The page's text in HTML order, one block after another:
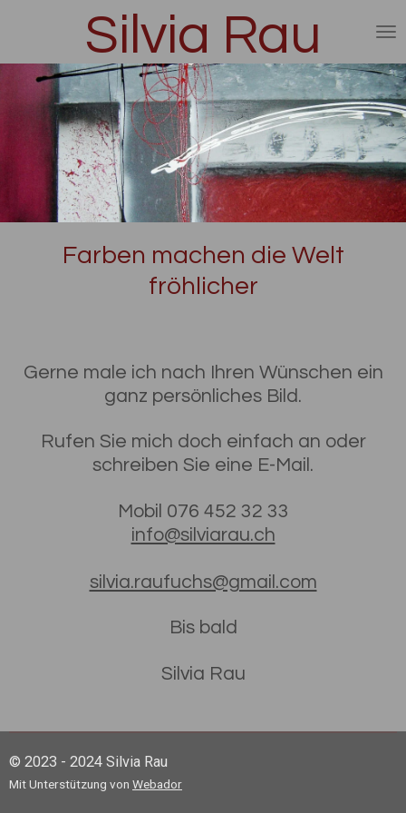
Hauptinhalt
springen
Silvia Rau
Farben machen die Welt
fröhlicher
Gerne male ich nach Ihren Wünschen ein
ganz persönliches Bild.
Rufen Sie mich doch einfach an oder
schreiben Sie eine E-Mail.
Mobil 076 452 32 33
info@silviarau.ch
silvia.raufuchs@gmail.com
Bis bald
Silvia Rau
© 2023 - 2024 Silvia Rau
Mit Unterstützung von Webador